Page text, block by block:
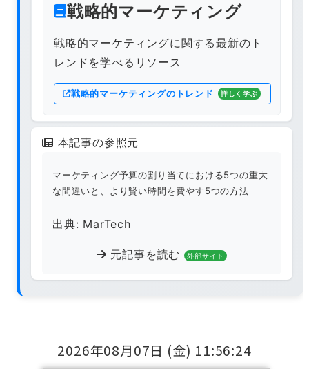
戦略的マーケティング
戦略的マーケティングに関する最新のト
レンドを学べるリソース
戦略的マーケティングのトレンド 詳しく学ぶ
本記事の参照元
マーケティング予算の割り当てにおける5つの重大
な間違いと、より賢い時間を費やす5つの方法
出典: MarTech
元記事を読む 外部サイト
2026年08月07日 (金) 11:56:24